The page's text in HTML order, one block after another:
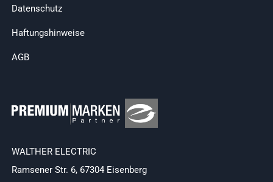
Datenschutz
Haftungshinweise
AGB
WALTHER ELECTRIC
Ramsener Str. 6, 67304 Eisenberg